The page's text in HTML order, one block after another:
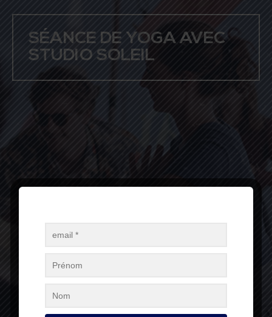
SÉANCE DE YOGA AVEC
STUDIO SOLEIL